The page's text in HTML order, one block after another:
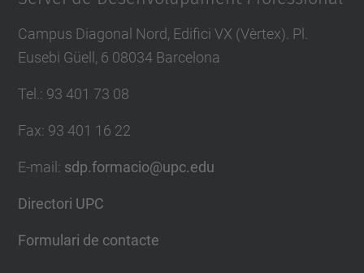
Campus Diagonal Nord, Edifici VX (Vèrtex). Pl.
Eusebi Güell, 6 08034 Barcelona
Tel. : 93 401 73 08
Fax: 93 401 16 22
E-mail : sdp.formacio@upc.edu
Directori UPC
Formulari de contacte